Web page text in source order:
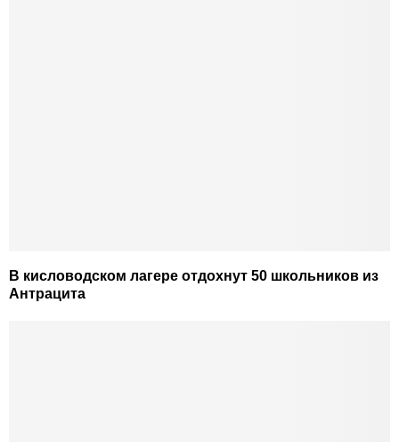
В кисловодском лагере отдохнут 50 школьников из
Антрацита